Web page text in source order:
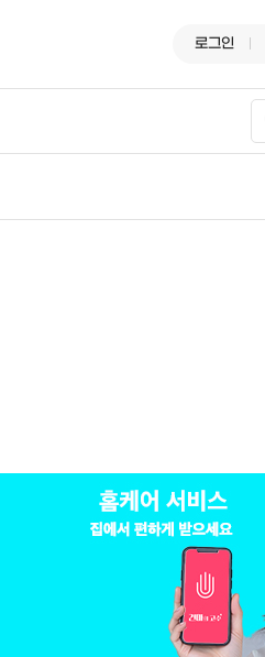
로그인